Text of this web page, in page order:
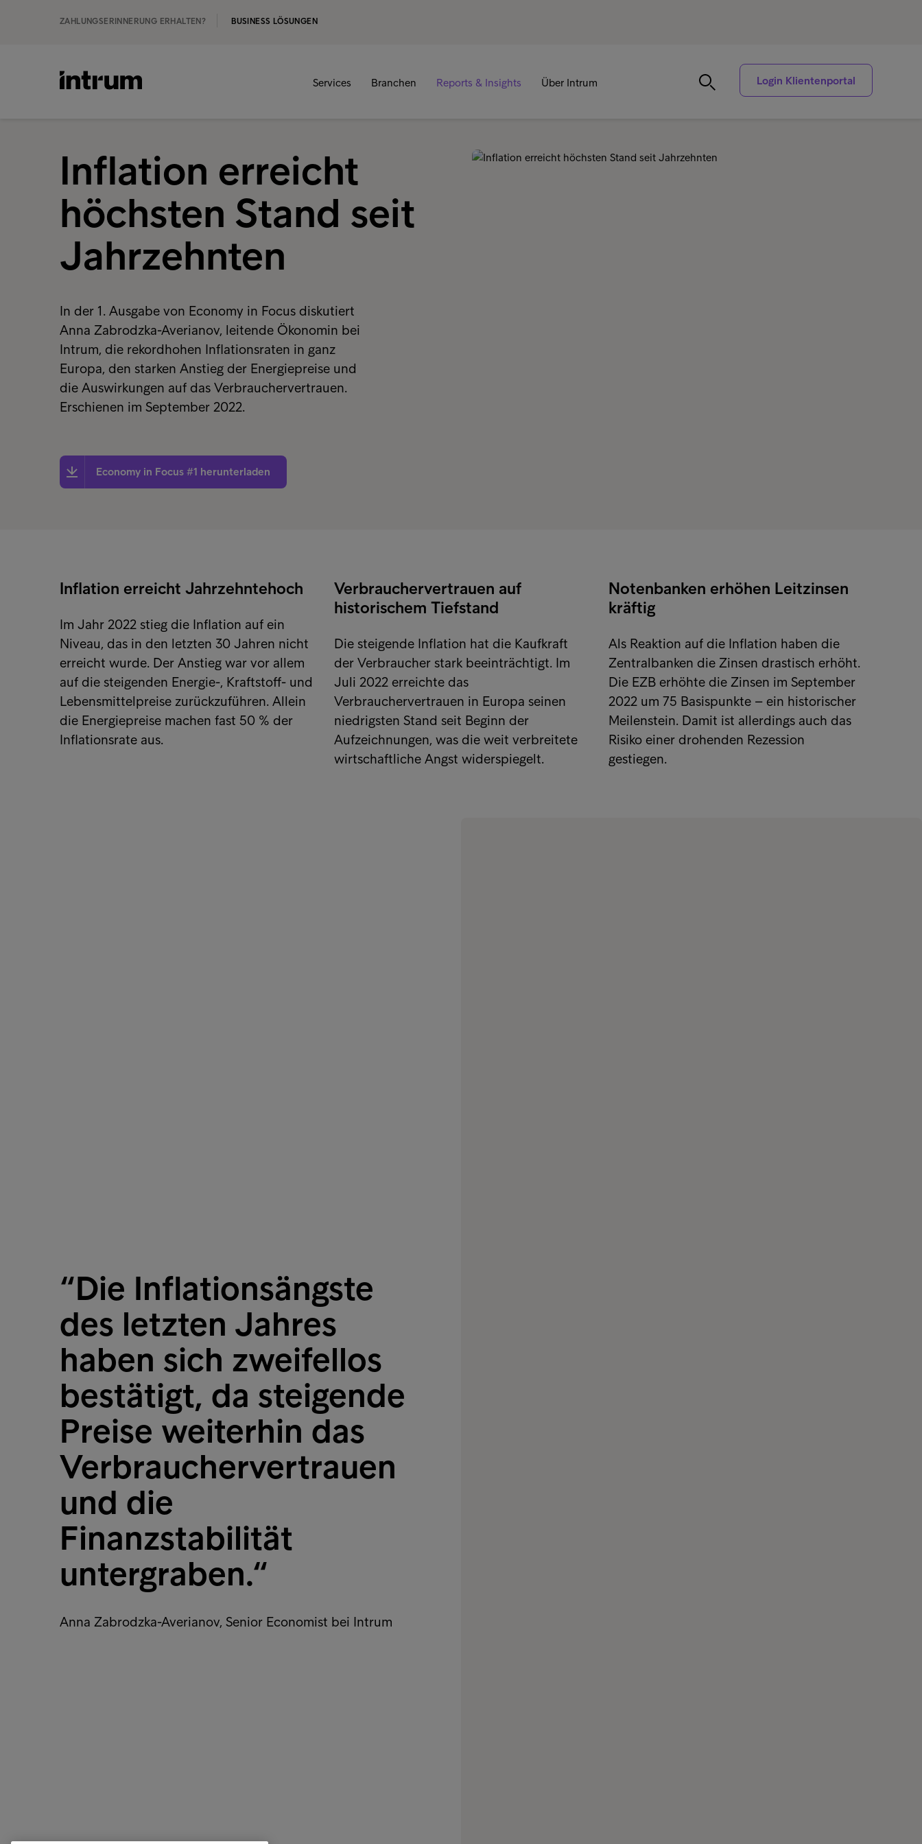
ZAHLUNGSERINNERUNG ERHALTEN? BUSINESS LÖSUNGEN
Services Branchen Reports & Insights Über Intrum Login Klientenportal
Inflation erreicht
höchsten Stand seit
Jahrzehnten
In der 1. Ausgabe von Economy in Focus diskutiert
Anna Zabrodzka-Averianov, leitende Ökonomin bei
Intrum, die rekordhohen Inflationsraten in ganz
Europa, den starken Anstieg der Energiepreise und
die Auswirkungen auf das Verbrauchervertrauen.
Erschienen im September 2022.
Economy in Focus #1 herunterladen
Inflation erreicht Jahrzehntehoch
Im Jahr 2022 stieg die Inflation auf ein
Niveau, das in den letzten 30 Jahren nicht
erreicht wurde. Der Anstieg war vor allem
auf die steigenden Energie-, Kraftstoff- und
Lebensmittelpreise zurückzuführen. Allein
die Energiepreise machen fast 50 % der
Inflationsrate aus.
Verbrauchervertrauen auf
historischem Tiefstand
Die steigende Inflation hat die Kaufkraft
der Verbraucher stark beeinträchtigt. Im
Juli 2022 erreichte das
Verbrauchervertrauen in Europa seinen
niedrigsten Stand seit Beginn der
Aufzeichnungen, was die weit verbreitete
wirtschaftliche Angst widerspiegelt.
Notenbanken erhöhen Leitzinsen
kräftig
Als Reaktion auf die Inflation haben die
Zentralbanken die Zinsen drastisch erhöht.
Die EZB erhöhte die Zinsen im September
2022 um 75 Basispunkte – ein historischer
Meilenstein. Damit ist allerdings auch das
Risiko einer drohenden Rezession
gestiegen.
“Die Inflationsängste
des letzten Jahres
haben sich zweifellos
bestätigt, da steigende
Preise weiterhin das
Verbrauchervertrauen
und die
Finanzstabilität
untergraben.“
Anna Zabrodzka-Averianov, Senior Economist bei Intrum
Business Kontakt
Internationales Forderungsmanagement